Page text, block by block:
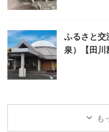
ふるさと交
泉）【田川
も